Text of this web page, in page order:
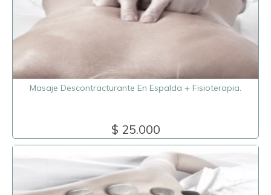
Masaje Descontracturante En Espalda + Fisioterapia.
$ 25.000